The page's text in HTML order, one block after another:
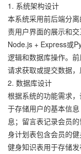
1. 系统架构设计
本系统采用前后端分
责用户界面的展示和
Node.js + Express或
逻辑和数据库操作。
请求获取或提交数据，
2. 数据库设计
根据系统的功能需求
于存储用户的基本信
息；留言表记录会员
身计划表包含会员的
健身知识表用于存储